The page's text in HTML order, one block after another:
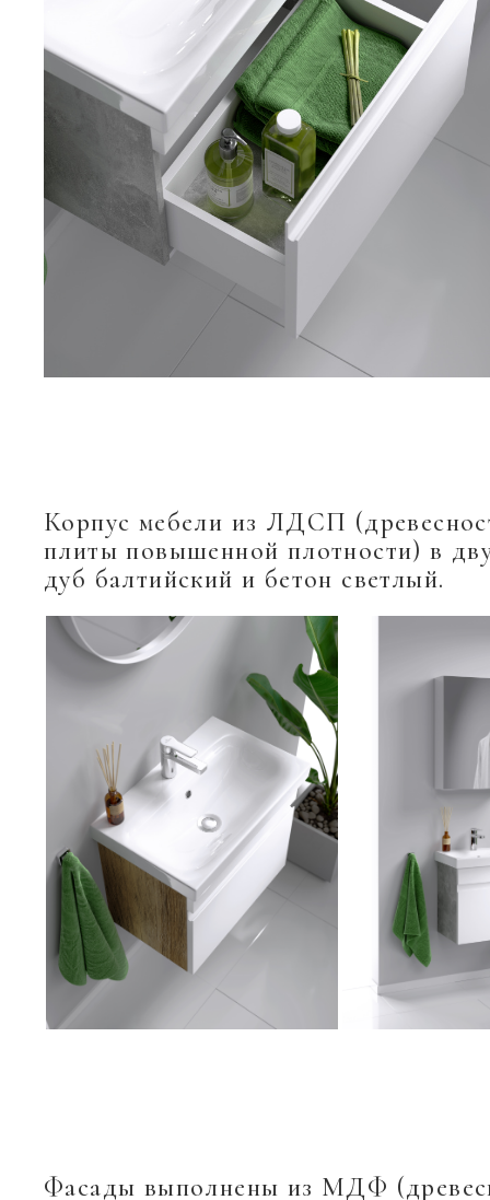
Корпус мебели из ЛДСП
плиты повышенной плотности) в
дуб балтийский и бетон светлый.
Фасады выполнены из МДФ